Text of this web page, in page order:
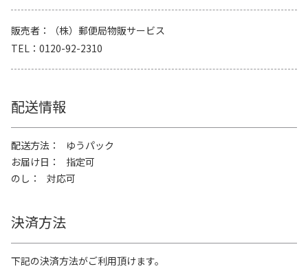
販売者
（株）郵便局物販サービス
TEL
0120-92-2310
配送情報
配送方法
ゆうパック
お届け日
指定可
のし
対応可
決済方法
下記の決済方法がご利用頂けます。